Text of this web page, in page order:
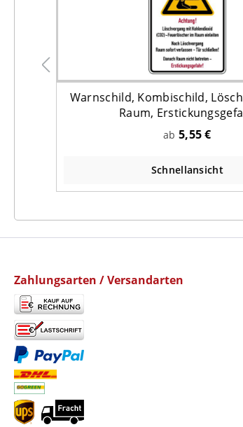
Warnschild, Kombischild,
Raum,
ab 5,55 €
Schnellansicht
Zahlungsarten / Versandarten